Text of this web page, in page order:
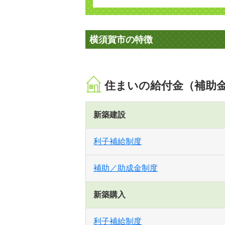
横須賀市の特徴
住まいの給付金（補助
新築建設
利子補給制度
補助／助成金制度
新築購入
利子補給制度